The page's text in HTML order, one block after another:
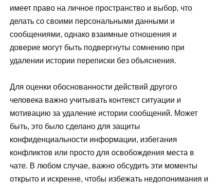
имеет право на личное пространство и выбор, что
делать со своими персональными данными и
сообщениями, однако взаимные отношения и
доверие могут быть подвергнуты сомнению при
удалении истории переписки без объяснения.
Для оценки обоснованности действий другого
человека важно учитывать контекст ситуации и
мотивацию за удаление истории сообщений. Может
быть, это было сделано для защиты
конфиденциальности информации, избегания
конфликтов или просто для освобождения места в
чате. В любом случае, важно обсудить эти моменты
открыто и искренне, чтобы избежать недопонимания и